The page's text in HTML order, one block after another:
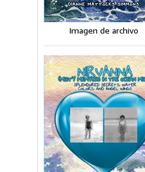
Imagen de archivo